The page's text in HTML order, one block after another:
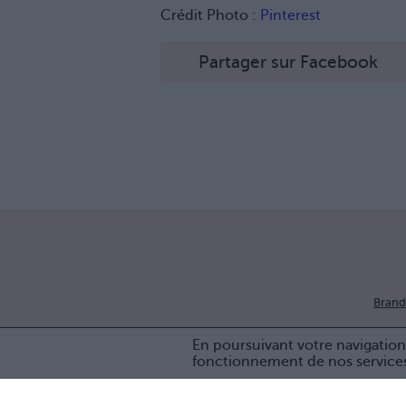
En poursuivant votre
fonctionnement de nos
Crédit Photo : Pinterest
Partager sur Facebook